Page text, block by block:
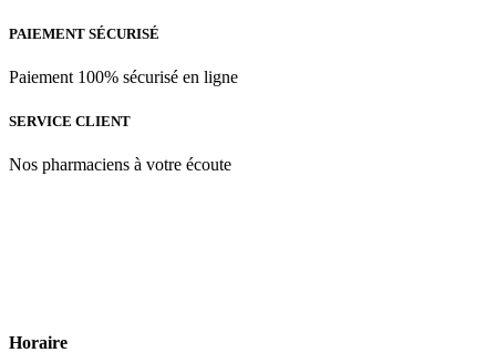
PAIEMENT SÉCURISÉ
Paiement 100% sécurisé en ligne
SERVICE CLIENT
Nos pharmaciens à votre écoute
Horaire